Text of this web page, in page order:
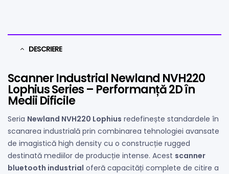
DESCRIERE
Scanner Industrial Newland NVH220
Lophius Series – Performanță 2D în
Medii Dificile
Seria Newland NVH220 Lophius redefinește standardele în
scanarea industrială prin combinarea tehnologiei avansate
de imagistică high density cu o construcție rugged
destinată mediilor de producție intense. Acest scanner
bluetooth industrial oferă capacități complete de citire a